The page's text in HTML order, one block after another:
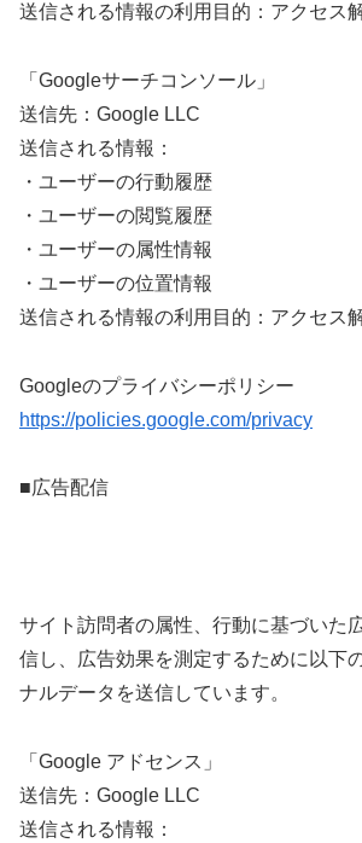
送信される情報の利用目的：アクセス
「Googleサーチコンソール」
送信先：Google LLC
送信される情報：
・ユーザーの行動履歴
・ユーザーの閲覧履歴
・ユーザーの属性情報
・ユーザーの位置情報
送信される情報の利用目的：アクセス
Googleのプライバシーポリシー
https://policies.google.com/privacy
■広告配信
サイト訪問者の属性、行動に基づいた
信し、広告効果を測定するために以下
ナルデータを送信しています。
「Google アドセンス」
送信先：Google LLC
送信される情報：